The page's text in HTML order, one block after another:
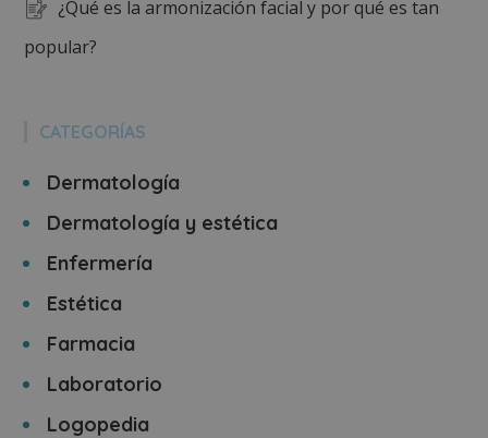
¿Qué es la armonización facial y por qué es tan
popular?
CATEGORÍAS
Dermatología
Dermatología y estética
Enfermería
Estética
Farmacia
Laboratorio
Logopedia